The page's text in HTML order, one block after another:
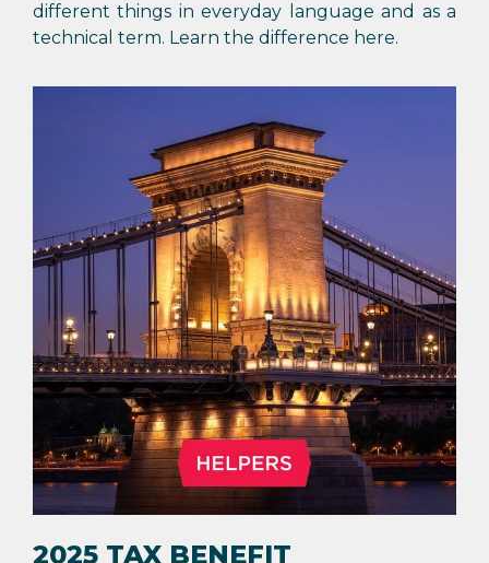
different things in everyday language and as a
technical term. Learn the difference here.
2025 TAX BENEFIT